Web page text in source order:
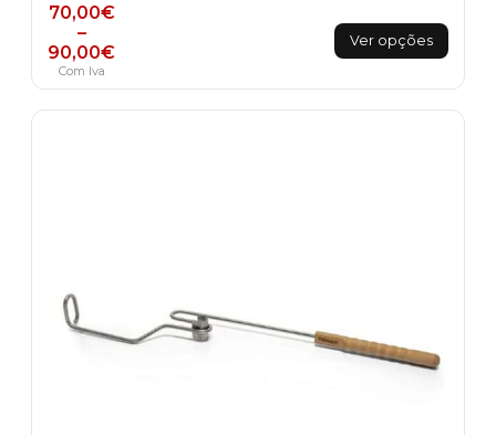
70,00€
–
90,00€
Price range: 70,00€ through 90,00€
Com Iva
Ver opções
This
product
multiple
variants.